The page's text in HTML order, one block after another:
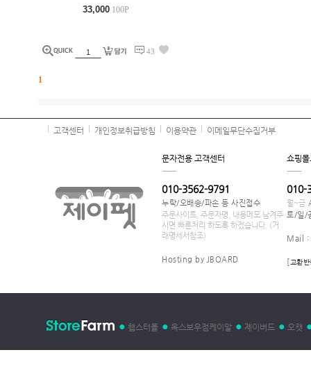
33,000 100P
43
1
고객센터 개인정보취급방침 이용약관 이메일무단수집거부
문자전용 고객센터
010-3562-9791
누락/오배송/파손 등 사진접수
주문사이트, 주문자명, 내용메모 남겨주
시면 빠른처리 하도록 하겠습니다. (거
래명세서참조)
Hosting by JBOARD
쇼핑
010-
월~금
토/일/
Mail :
[교환
햄스터몰 옥스보우점케이알 제이버드 오캣